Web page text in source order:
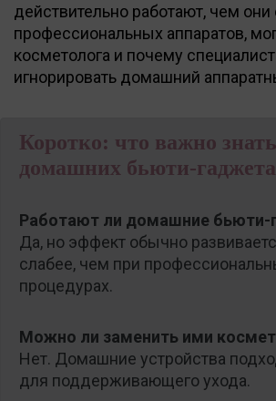
действительно работают, чем они
профессиональных аппаратов,
косметолога и почему
игнорировать домашний
Коротко: что важно
домашних бьюти-
Работают ли домашние
Да, но эффект обычно
слабее, чем при
процедурах.
Можно ли заменить ими
Нет. Домашние устройства
для поддерживающего ухода.